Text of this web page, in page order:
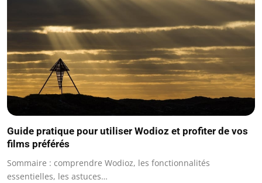
Guide pratique pour utiliser Wodioz et profiter de vos
films préférés
Sommaire : comprendre Wodioz, les fonctionnalités
essentielles, les astuces…